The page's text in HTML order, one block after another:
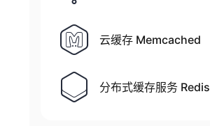
云缓存 Memcached
分布式缓存服务 Redis